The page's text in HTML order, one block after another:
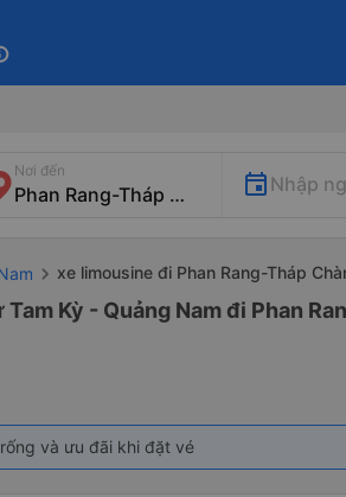
Nơi đến
Nhập
xe limousine đi Phan Rang-Tháp
Kỳ - Quảng Nam đi Phan
và ưu đãi khi đặt vé